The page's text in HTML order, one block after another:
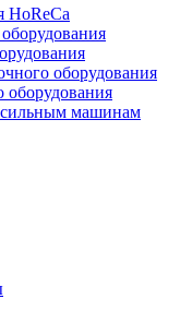
HoReCa
оборудования
оборудования
машинам